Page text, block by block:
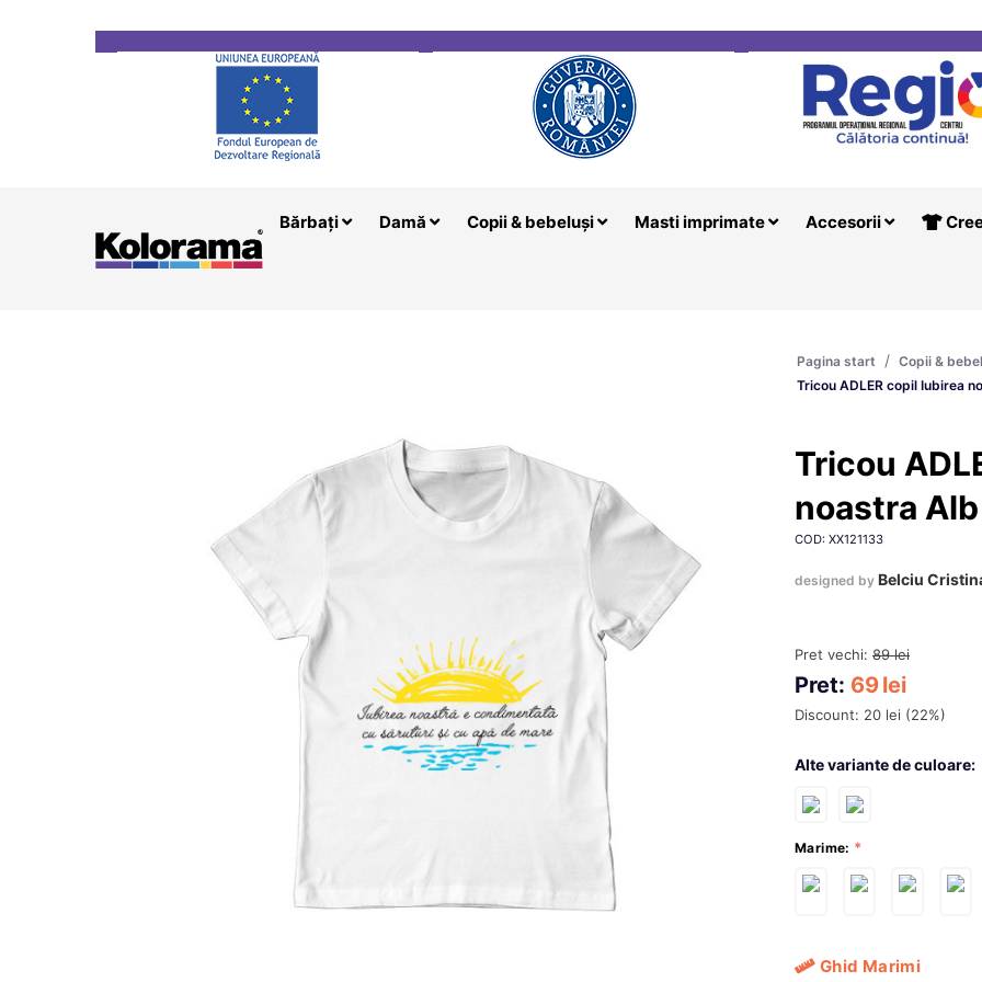
Bărbați Damă Copii & bebeluși Masti imprimate Accesorii
Pagina start / Copii &
Tricou ADLER copil Iubirea
Tricou
noastra Alb
COD: XX121133
designed by Belciu
Pret vechi: 89 lei
Pret: 69lei
Discount: 20lei (22%)
Alte variante de culoare:
Marime:
Ghid Marimi